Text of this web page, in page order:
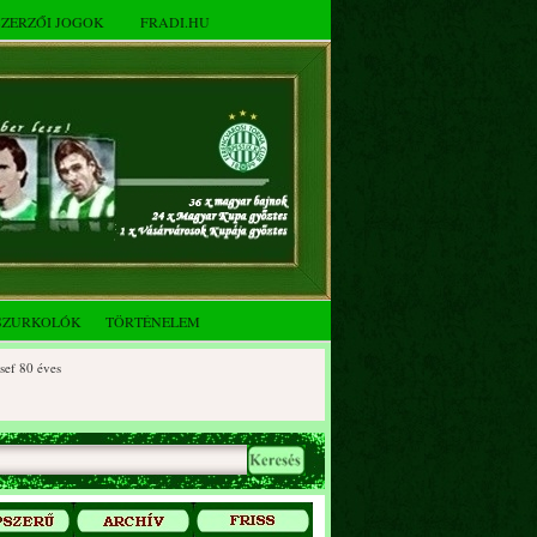
JOGOK FRADI.HU
TÖRTÉNELEM
éves